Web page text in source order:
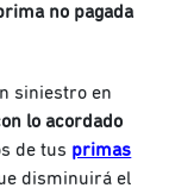
no pagada
siniestro en
lo acordado
de tus primas
disminuirá el